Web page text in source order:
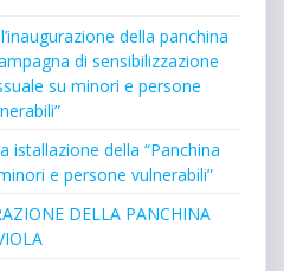
della panchina
di sensibilizzazione
su minori e persone
istallazione della “Panchina
e persone vulnerabili”
DELLA PANCHINA